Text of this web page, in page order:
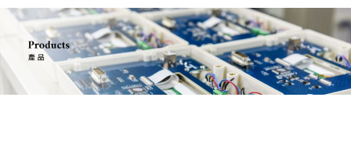
發
事
業
部
感
測
|
軟
體
開
ADC擴充板